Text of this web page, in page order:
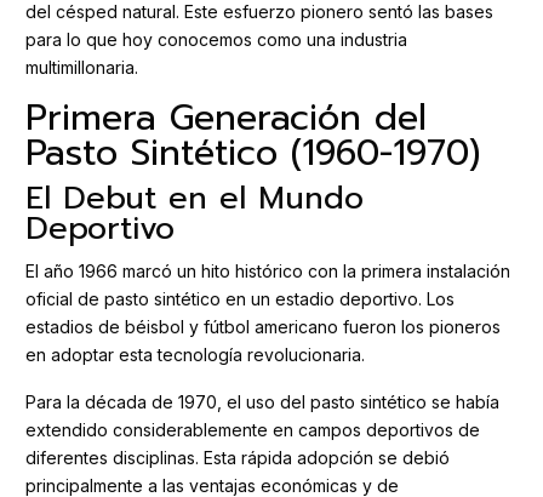
del césped natural. Este esfuerzo pionero sentó las bases
para lo que hoy conocemos como una industria
multimillonaria.
Primera Generación del
Pasto Sintético (1960-1970)
El Debut en el Mundo
Deportivo
El año 1966 marcó un hito histórico con la primera instalación
oficial de pasto sintético en un estadio deportivo. Los
estadios de béisbol y fútbol americano fueron los pioneros
en adoptar esta tecnología revolucionaria.
Para la década de 1970, el uso del pasto sintético se había
extendido considerablemente en campos deportivos de
diferentes disciplinas. Esta rápida adopción se debió
principalmente a las ventajas económicas y de